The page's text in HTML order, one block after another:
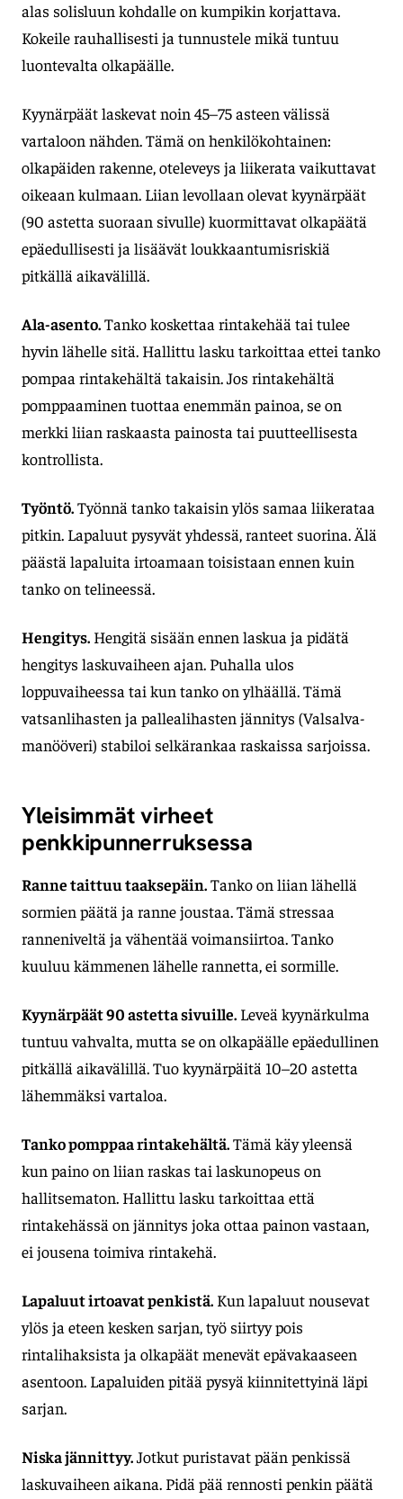
alas solisluun kohdalle on kumpikin korjattava.
Kokeile rauhallisesti ja tunnustele mikä tuntuu
luontevalta olkapäälle.
Kyynärpäät laskevat noin 45–75 asteen välissä
vartaloon nähden. Tämä on henkilökohtainen:
olkapäiden rakenne, oteleveys ja liikerata vaikuttavat
oikeaan kulmaan. Liian levollaan olevat kyynärpäät
(90 astetta suoraan sivulle) kuormittavat olkapäätä
epäedullisesti ja lisäävät loukkaantumisriskiä
pitkällä aikavälillä.
Ala-asento.Tanko koskettaa rintakehää tai tulee
hyvin lähelle sitä. Hallittu lasku tarkoittaa ettei tanko
pompaa rintakehältä takaisin. Jos rintakehältä
pomppaaminen tuottaa enemmän painoa, se on
merkki liian raskaasta painosta tai puutteellisesta
kontrollista.
Työntö.Työnnä tanko takaisin ylös samaa liikerataa
pitkin. Lapaluut pysyvät yhdessä, ranteet suorina. Älä
päästä lapaluita irtoamaan toisistaan ennen kuin
tanko on telineessä.
Hengitys. Hengitä sisään ennen laskua ja pidätä
hengitys laskuvaiheen ajan. Puhalla ulos
loppuvaiheessa tai kun tanko on ylhäällä. Tämä
vatsanlihasten ja pallealihasten jännitys (Valsalva-
manööveri) stabiloi selkärankaa raskaissa sarjoissa.
Yleisimmät virheet
penkkipunnerruksessa
Ranne taittuu taaksepäin.Tanko on liian lähellä
sormien päätä ja ranne joustaa. Tämä stressaa
ranneniveltä ja vähentää voimansiirtoa. Tanko
kuuluu kämmenen lähelle rannetta, ei sormille.
Kyynärpäät 90 astetta sivuille. Leveä kyynärkulma
tuntuu vahvalta, mutta se on olkapäälle epäedullinen
pitkällä aikavälillä. Tuo kyynärpäitä 10–20 astetta
lähemmäksi vartaloa.
Tanko pomppaa rintakehältä.Tämä käy yleensä
kun paino on liian raskas tai laskunopeus on
hallitsematon. Hallittu lasku tarkoittaa että
rintakehässä on jännitys joka ottaa painon vastaan,
ei jousena toimiva rintakehä.
Lapaluut irtoavat penkistä. Kun lapaluut nousevat
ylös ja eteen kesken sarjan, työ siirtyy pois
rintalihaksista ja olkapäät menevät epävakaaseen
asentoon. Lapaluiden pitää pysyä kiinnitettyinä läpi
sarjan.
Niska jännittyy.Jotkut puristavat pään penkissä
laskuvaiheen aikana. Pidä pää rennosti penkin päätä